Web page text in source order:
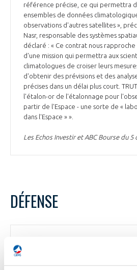
référence précise, ce qui permettra
ensembles de données
observations d'autres satellites »,
Nasr, responsable des systèmes
déclaré : « Ce contrat nous
d'une mission qui permettra aux
climatologues de croiser leurs
d'obtenir des prévisions et des
précises dans un délai plus court.
l'étalon-or de l'étalonnage pour
partir de l'Espace - une sorte de «
dans l'Espace » ».
Les Echos Investir et ABC Bourse du 5
DÉFENSE
Un rapport estime à près